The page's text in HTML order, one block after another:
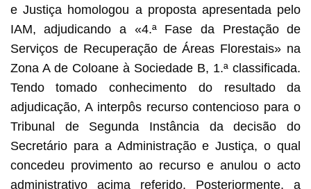
e Justiça homologou a proposta apresentada pelo
IAM, adjudicando a «4.ª Fase da Prestação de
Serviços de Recuperação de Áreas Florestais» na
Zona A de Coloane à Sociedade B, 1.ª classificada.
Tendo tomado conhecimento do resultado da
adjudicação, A interpôs recurso contencioso para o
Tribunal de Segunda Instância da decisão do
Secretário para a Administração e Justiça, o qual
concedeu provimento ao recurso e anulou o acto
administrativo acima referido. Posteriormente, a